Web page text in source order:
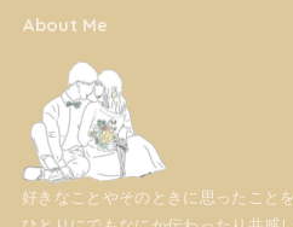
About Me
好きなことやそのときに思ったこと